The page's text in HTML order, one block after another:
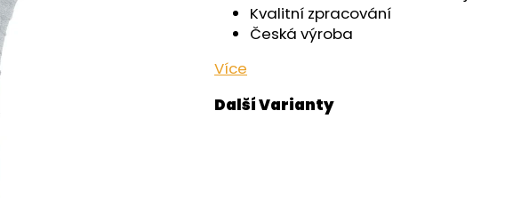
Kvalitní zpracování
Česká výroba
Více
759 Kč
759 Kč